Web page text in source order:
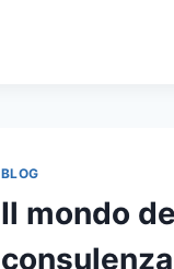
BLOG
Il mondo